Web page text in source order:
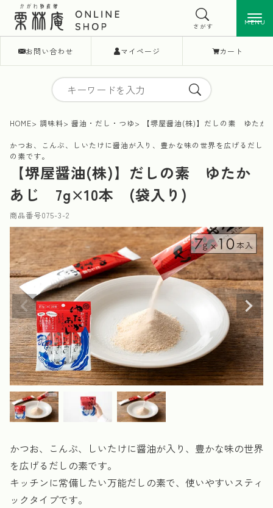
お問い合わせ マイページ カート
MENU
さがす MENU
HOME 調味料 醤油・だし・つゆ 【堺屋醤油(株)】だしの素 ゆた
かつお、こんぶ、しいたけに醤油が入り、豊かな味の世界を広げるだし
の素です。
【堺屋醤油(株)】だしの素 ゆたか
あじ 7g×10本 (袋入り)
商品番号075-3-2
かつお、こんぶ、しいたけに醤油が入り、豊かな味の世界
を広げるだしの素です。
キッチンに常備したい万能だしの素で、使いやすいスティ
ックタイプです。